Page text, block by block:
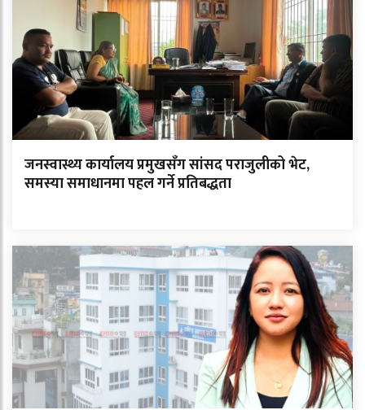
जनस्वास्थ्य कार्यालय प्रमुखसँग सांसद पराजुलीको भेट,
समस्या समाधानमा पहल गर्ने प्रतिबद्धता